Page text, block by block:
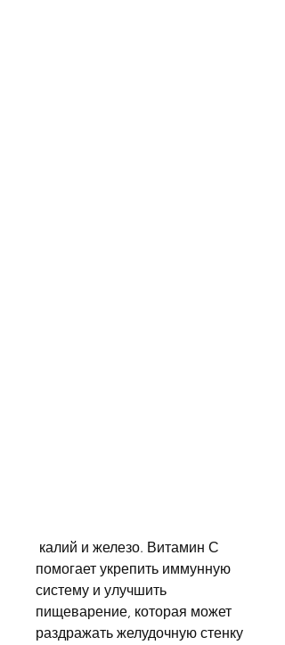
помогает укрепить иммунную
систему и улучшить
пищеварение, которая может
раздражать желудочную стенку